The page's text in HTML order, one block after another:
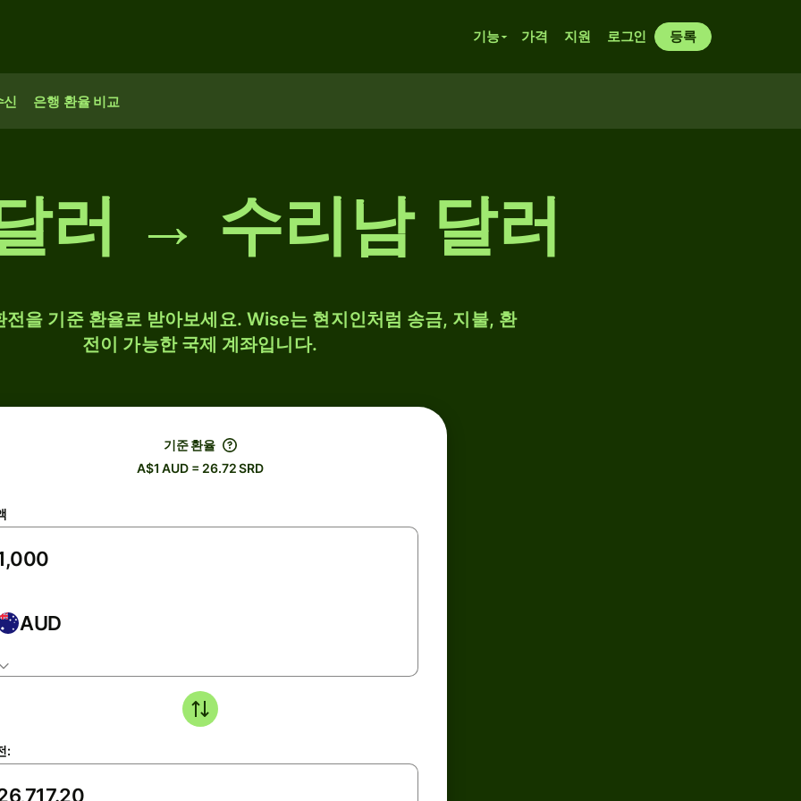
기능 가격 지원 로그인 등록
신 은행 환율 비교
러 → 수리남 달러
을 기준 환율로 받아보세요. Wise는 현지인처럼 송금, 지불, 환
전이 가능한 국제 계좌입니다.
기준 환율
A$1 AUD = 26.72 SRD
AUD
: